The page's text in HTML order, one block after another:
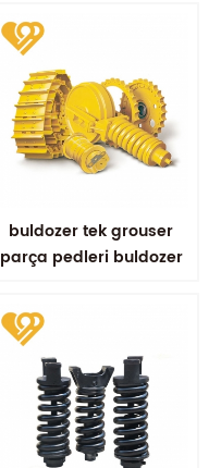
buldozer tek grouser
parça pedleri buldozer